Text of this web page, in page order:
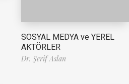
SOSYAL MEDYA ve YEREL
AKTÖRLER
Dr. Şerif Aslan